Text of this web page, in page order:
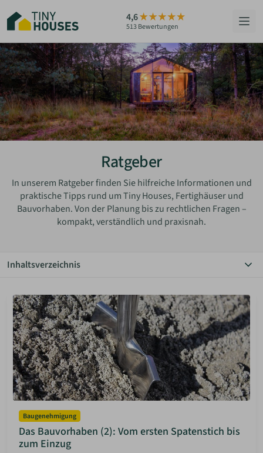
Hauptinhalt
springen
4,6
513 Bewertungen
HÄUSER
BERATUNG
GRUNDSTÜCKE
ÜBER UNS
ZUM HAUS-FINDER
MERKLISTE
Ratgeber
In unserem Ratgeber finden Sie hilfreiche Informationen und
praktische Tipps rund um Tiny Houses, Fertighäuser und
Bauvorhaben. Von der Planung bis zu rechtlichen Fragen –
kompakt, verständlich und praxisnah.
Inhaltsverzeichnis
Anbietersuche
Autarkes Wohnen
Bauen Diy
Baugenehmigung
Community
Grundstücksuche
Haus & Garten
Planungstipps
Rechtliche Vorgaben
Vermietung
Baugenehmigung
Das Bauvorhaben (2): Vom ersten Spatenstich bis
zum Einzug